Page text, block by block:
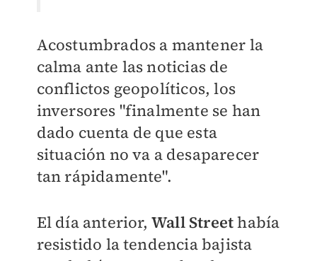
Acostumbrados a mantener la
calma ante las noticias de
conflictos geopolíticos, los
inversores "finalmente se han
dado cuenta de que esta
situación no va a desaparecer
tan rápidamente".
El día anterior, Wall Streethabía
resistido la tendencia bajista